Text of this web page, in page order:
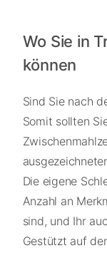
Wo Sie in
können
Sind Sie nach
Somit sollten
Die eigene
Anzahl an
sind, und Ihr
Gestützt auf